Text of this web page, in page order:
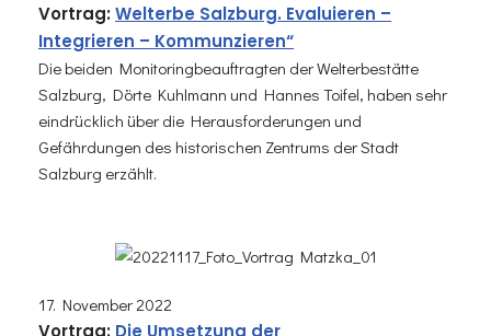
Vortrag: Welterbe Salzburg. Evaluieren –
Integrieren – Kommunzieren“
Die beiden Monitoringbeauftragten der Welterbestätte
Salzburg, Dörte Kuhlmann und Hannes Toifel, haben sehr
eindrücklich über die Herausforderungen und
Gefährdungen des historischen Zentrums der Stadt
Salzburg erzählt.
17. November 2022